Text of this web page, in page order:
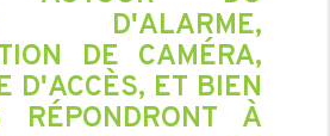
D'ALARME,
DE CAMÉRA,
D'ACCÈS, ET BIEN
RÉPONDRONT À